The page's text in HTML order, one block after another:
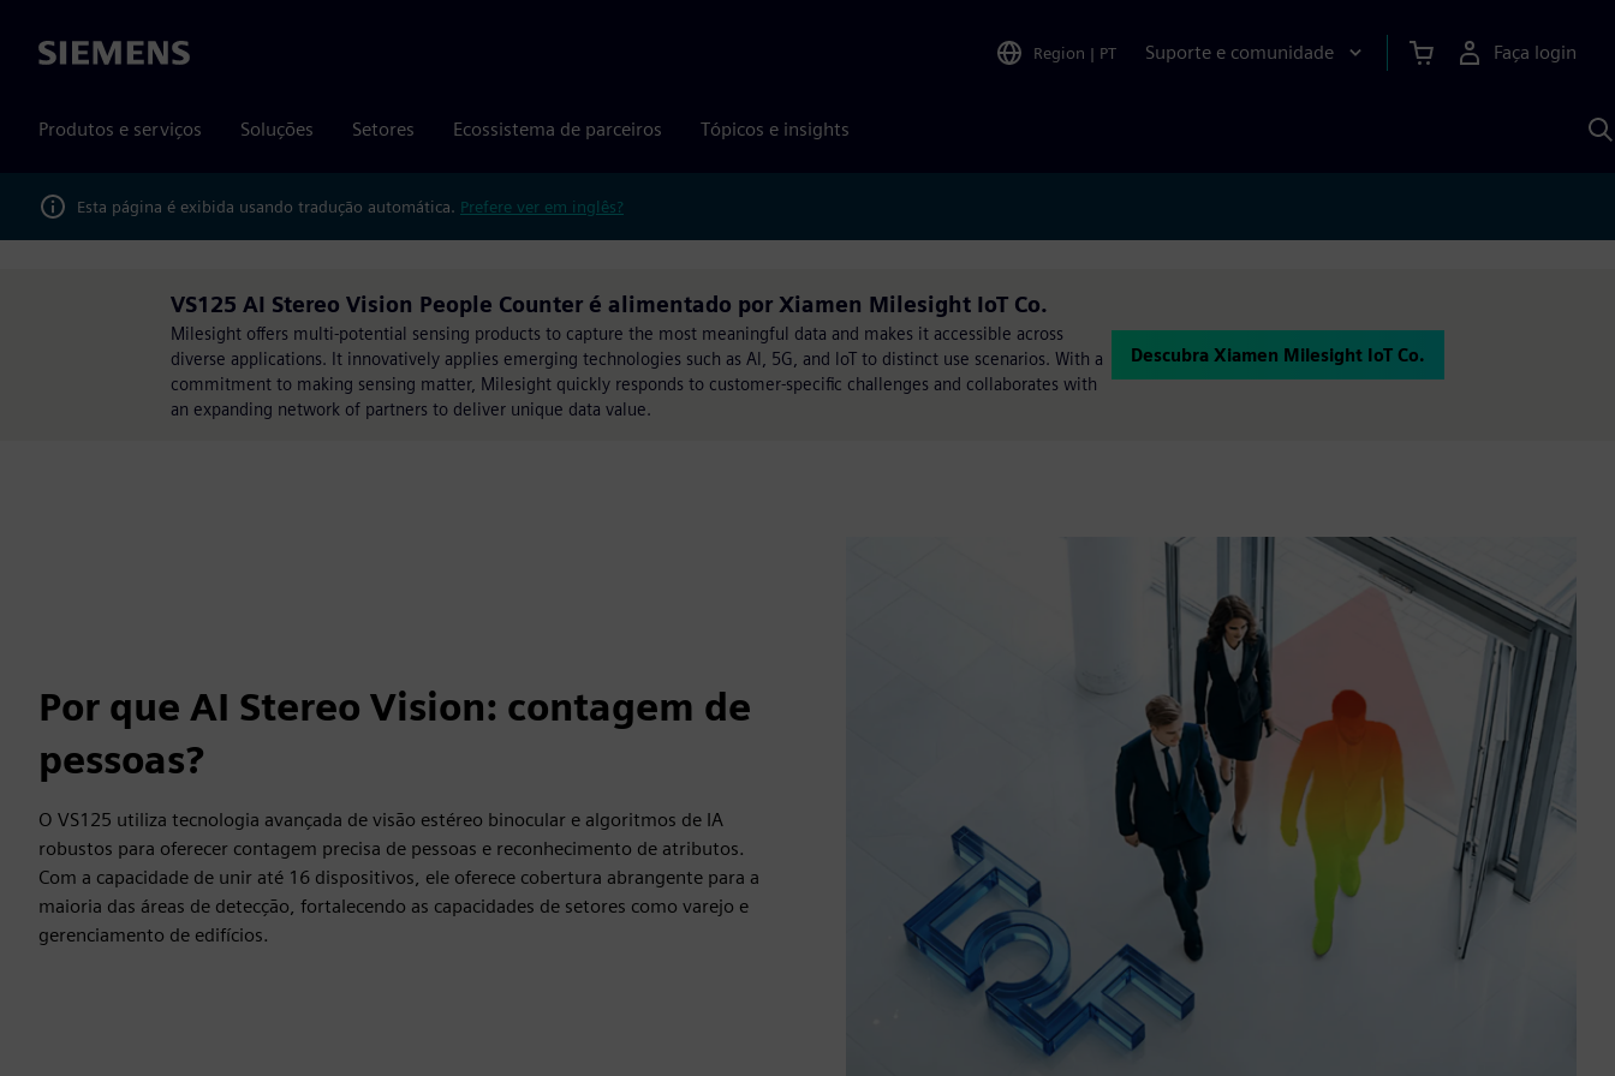
Siemens Region | PT Suporte e comunidade Faça login
Produtos e serviços Soluções Setores Ecossistema de parceiros Tópicos e insights
Esta página é exibida usando tradução automática. Prefere ver em inglês?
VS125 AI Stereo Vision People Counter é alimentado por Xiamen Milesight IoT Co.
Milesight offers multi-potential sensing products to capture the most meaningful data and makes it accessible across
diverse applications. It innovatively applies emerging technologies such as Al, 5G, and loT to distinct use scenarios. With a
commitment to making sensing matter, Milesight quickly responds to customer-specific challenges and collaborates with
an expanding network of partners to deliver unique data value.
Descubra Xiamen Milesight IoT Co.
Por que AI Stereo Vision: contagem de
pessoas?
O VS125 utiliza tecnologia avançada de visão estéreo binocular e algoritmos de IA
robustos para oferecer contagem precisa de pessoas e reconhecimento de atributos.
Com a capacidade de unir até 16 dispositivos, ele oferece cobertura abrangente para a
maioria das áreas de detecção, fortalecendo as capacidades de setores como varejo e
gerenciamento de edifícios.